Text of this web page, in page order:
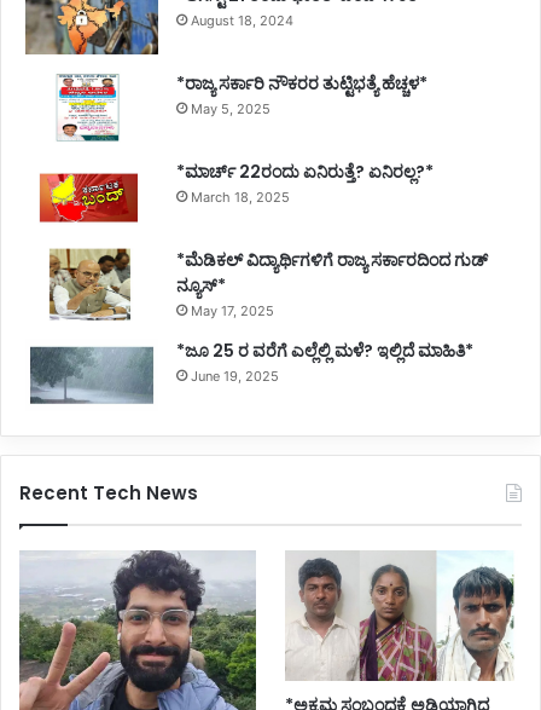
August 18, 2024
*ರಾಜ್ಯ ಸರ್ಕಾರಿ ನೌಕರರ ತುಟ್ಟಿಭತ್ಯೆ ಹೆಚ್ಚಳ*
May 5, 2025
*ಮಾರ್ಚ್ 22ರಂದು ಏನಿರುತ್ತೆ? ಏನಿರಲ್ಲ?*
March 18, 2025
*ಮೆಡಿಕಲ್ ವಿದ್ಯಾರ್ಥಿಗಳಿಗೆ ರಾಜ್ಯ ಸರ್ಕಾರದಿಂದ ಗುಡ್
ನ್ಯೂಸ್*
May 17, 2025
*ಜೂ 25 ರ ವರೆಗೆ ಎಲ್ಲೆಲ್ಲಿ ಮಳೆ? ಇಲ್ಲಿದೆ ಮಾಹಿತಿ*
June 19, 2025
Recent Tech News
*ಅಕ್ರಮ ಸಂಬಂಧಕ್ಕೆ ಅಡ್ಡಿಯಾಗಿದ್ದ